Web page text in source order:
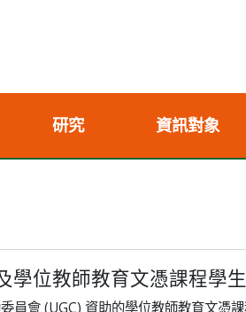
研究 資訊對象
學位教師教育文憑課程學
員會 (UGC) 資助的學位教師教育文憑